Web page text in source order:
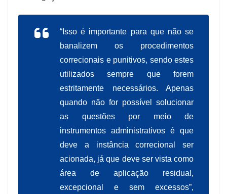
“Isso é importante para que não se
banalizem os procedimentos
correcionais e punitivos, sendo estes
utilizados sempre que forem
estritamente necessários. Apenas
quando não for possível solucionar
as questões por meio de
instrumentos administrativos é que
deve a instância correcional ser
acionada, já que deve ser vista como
área de aplicação residual,
excepcional e sem excessos”,